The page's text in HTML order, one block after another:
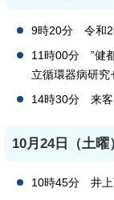
9時20分 令和2
11時00分 ”健
立循環器病研究
14時30分 来客
10月24日（土曜
10時45分 井上